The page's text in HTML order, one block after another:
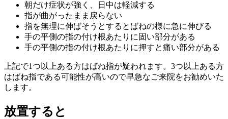
朝だけ症状が強く、日中は軽減する
指が曲がったまま戻らない
指を無理に伸ばそうとするとばねの様に急に伸びる
手の平側の指の付け根あたりに固い部分がある
手の平側の指の付け根あたりに押すと痛い部分がある
上記で1つ以上ある方はばね指が疑われます。3つ以上ある方
はばね指である可能性が高いので早急なご来院をお勧めいた
します。
放置すると